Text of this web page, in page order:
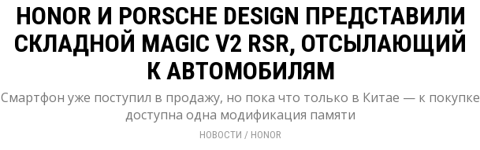
HONOR И PORSCHE DESIGN ПРЕДСТАВИЛИ
СКЛАДНОЙ MAGIC V2 RSR, ОТСЫЛАЮЩИЙ
К АВТОМОБИЛЯМ
Смартфон уже поступил в продажу, но пока что только в Китае — к покупке
доступна одна модификация памяти
НОВОСТИ / HONOR